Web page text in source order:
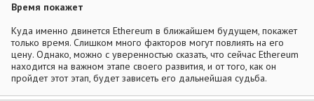
Время покажет
Куда именно двинется Ethereum в ближайшем будущем, покажет
только время. Слишком много факторов могут повлиять на его
цену. Однако, можно с уверенностью сказать, что сейчас Ethereum
находится на важном этапе своего развития, и от того, как он
пройдет этот этап, будет зависеть его дальнейшая судьба.